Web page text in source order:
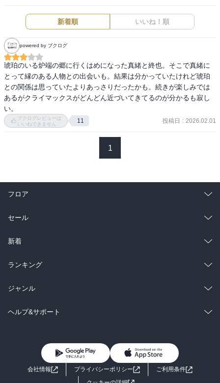
新着順 いいね！順
powered by ブクログ
琥珀のいる炉端の郷に行くはめになった真緒と終也。そこで真緒に
とって縁のある人物との出会いも。結果は分かっていたけれど琥珀
との関係は思っていたよりあっさりだったかも。続きが楽しみでは
あるがクライマックスがどんどん近づいてきてるのが分かるも寂し
い。
ブクログレビューは
いいねできません
11 投稿日 : 2026.02.01
1
フロア
総合
ラノベ
雑誌・グラビア
BL・TL
セール
総合
ラノベ
雑誌・グラビア
BL・TL
新着
総合
ラノベ
雑誌・グラビア
ランキング
総合
ラノベ
ジャンル
コミック
ライトノベル 男子向けラノベ
小説
ヘルプ&サポート
よくあるご質問 お問い合わせ
会社情報 プライバシーポリシー
ご利用条件